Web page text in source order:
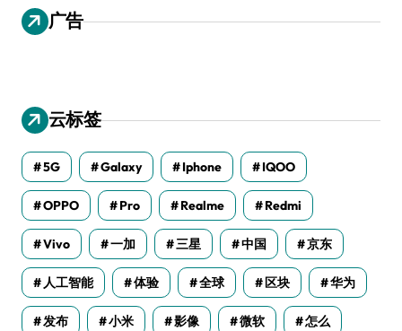
广告
云标签
5G Galaxy Iphone IQOO
OPPO Pro Realme Redmi
Vivo 一加 三星 中国 京东
人工智能 体验 全球 区块 华为
发布 小米 影像 微软 怎么